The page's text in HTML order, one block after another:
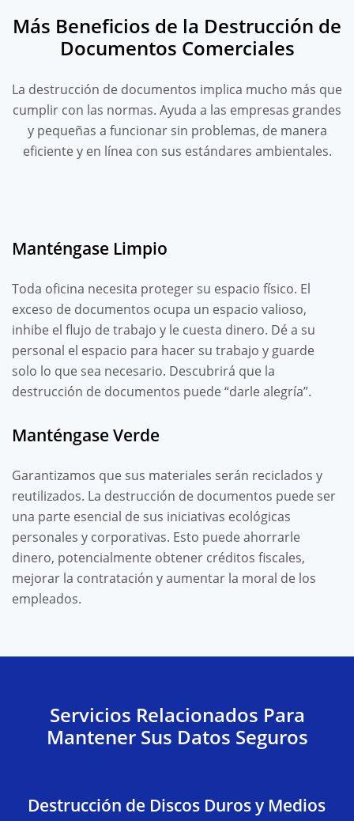
Más Beneficios de la Destrucción de
Documentos Comerciales
La destrucción de documentos implica mucho más que
cumplir con las normas. Ayuda a las empresas grandes
y pequeñas a funcionar sin problemas, de manera
eficiente y en línea con sus estándares ambientales.
Manténgase Limpio
Toda oficina necesita proteger su espacio físico. El
exceso de documentos ocupa un espacio valioso,
inhibe el flujo de trabajo y le cuesta dinero. Dé a su
personal el espacio para hacer su trabajo y guarde
solo lo que sea necesario. Descubrirá que la
destrucción de documentos puede “darle alegría”.
Manténgase Verde
Garantizamos que sus materiales serán reciclados y
reutilizados. La destrucción de documentos puede ser
una parte esencial de sus iniciativas ecológicas
personales y corporativas. Esto puede ahorrarle
dinero, potencialmente obtener créditos fiscales,
mejorar la contratación y aumentar la moral de los
empleados.
Servicios Relacionados Para
Mantener Sus Datos Seguros
Destrucción de Discos Duros y Medios